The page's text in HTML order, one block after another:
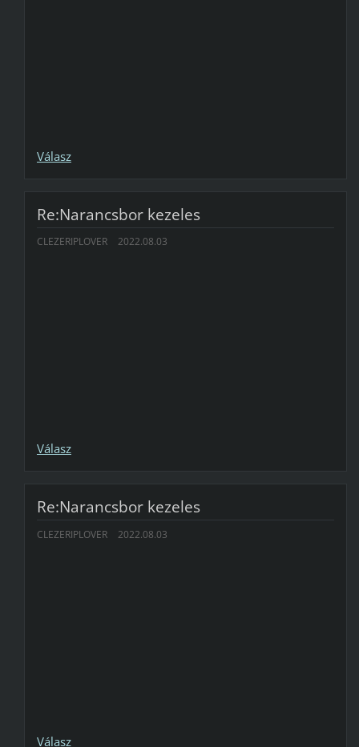
Válasz
Re:Narancsbor kezeles
CLEZERIPLOVER 2022.08.03
Válasz
Re:Narancsbor kezeles
CLEZERIPLOVER 2022.08.03
Válasz